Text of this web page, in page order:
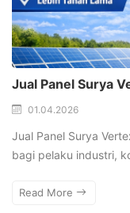
Jual Panel Surya
01.04.2026
Jual Panel Surya
bagi pelaku industri,
Read More